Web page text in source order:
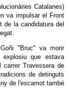
Catalanes)
va impulsar el Front
de la candidatura del
"Bruc" va morir
explosiu que estava
Travessera de
de detinguts
de l'escamot també